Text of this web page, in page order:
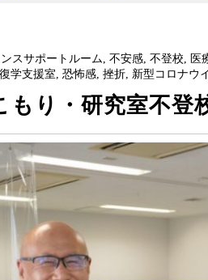
スサポートルーム,不安感,不登校, 医
復学支援室, 恐怖感, 挫折, 新型コロナウ
もり・研究室不登